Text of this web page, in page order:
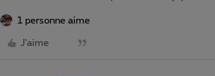
1 personne aime
J'aime